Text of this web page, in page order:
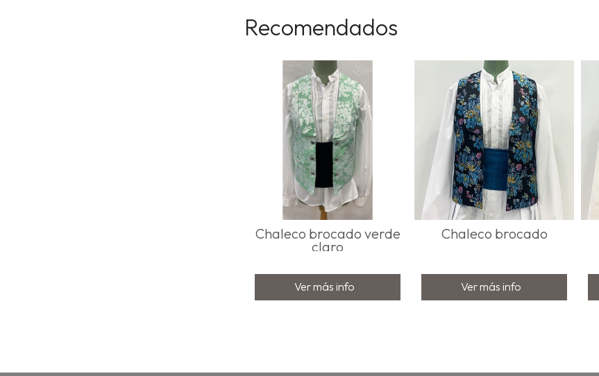
Recomendados
Chaleco brocado verde
claro
Ver más info
Chaleco brocado
Ver más info